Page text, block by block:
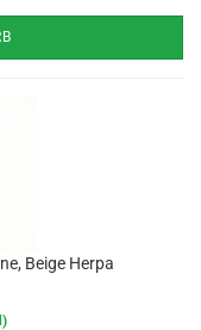
Beige Herpa